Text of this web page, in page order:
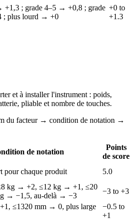
+1,3 ; grade 4–5 → +0,8 ; grade
; plus lourd → +0
+0 to
+1.3
et à installer l'instrument : poids,
pliable et nombre de touches.
du facteur → condition de notation →
de notation
Points
de score
pour chaque produit 5.0
kg → +2, ≤12 kg → +1, ≤20
→ −1,5, au-delà → −3
−3 to +3
≤1320 mm → 0, plus large
−0.5 to
+1